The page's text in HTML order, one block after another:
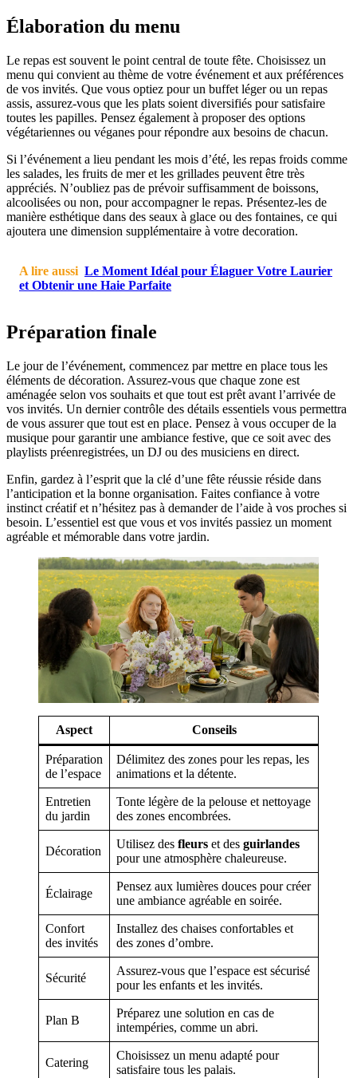
Élaboration du menu
Le repas est souvent le point central de toute fête. Choisissez un
menu qui convient au thème de votre événement et aux préférences
de vos invités. Que vous optiez pour un buffet léger ou un repas
assis, assurez-vous que les plats soient diversifiés pour satisfaire
toutes les papilles. Pensez également à proposer des options
végétariennes ou véganes pour répondre aux besoins de chacun.
Si l’événement a lieu pendant les mois d’été, les repas froids comme
les salades, les fruits de mer et les grillades peuvent être très
appréciés. N’oubliez pas de prévoir suffisamment de boissons,
alcoolisées ou non, pour accompagner le repas. Présentez-les de
manière esthétique dans des seaux à glace ou des fontaines, ce qui
ajoutera une dimension supplémentaire à votre decoration.
A lire aussi Le Moment Idéal pour Élaguer Votre Laurier
et Obtenir une Haie Parfaite
Préparation finale
Le jour de l’événement, commencez par mettre en place tous les
éléments de décoration. Assurez-vous que chaque zone est
aménagée selon vos souhaits et que tout est prêt avant l’arrivée de
vos invités. Un dernier contrôle des détails essentiels vous permettra
de vous assurer que tout est en place. Pensez à vous occuper de la
musique pour garantir une ambiance festive, que ce soit avec des
playlists préenregistrées, un DJ ou des musiciens en direct.
Enfin, gardez à l’esprit que la clé d’une fête réussie réside dans
l’anticipation et la bonne organisation. Faites confiance à votre
instinct créatif et n’hésitez pas à demander de l’aide à vos proches si
besoin. L’essentiel est que vous et vos invités passiez un moment
agréable et mémorable dans votre jardin.
Aspect Conseils
Préparation
de l’espace
Délimitez des zones pour les repas, les
animations et la détente.
Entretien
du jardin
Tonte légère de la pelouse et nettoyage
des zones encombrées.
Décoration
Utilisez des fleurs et des guirlandes
pour une atmosphère chaleureuse.
Éclairage
Pensez aux lumières douces pour créer
une ambiance agréable en soirée.
Confort
des invités
Installez des chaises confortables et
des zones d’ombre.
Sécurité
Assurez-vous que l’espace est sécurisé
pour les enfants et les invités.
Plan B
Préparez une solution en cas de
intempéries, comme un abri.
Catering
Choisissez un menu adapté pour
satisfaire tous les palais.